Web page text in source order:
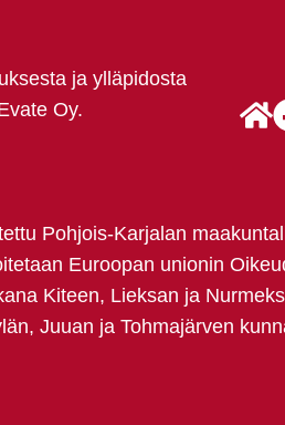
ja ylläpidosta
Oy.
Pohjois-Karjalan
Euroopan unionin
Kiteen, Lieksan ja
Juuan ja Tohmajärven